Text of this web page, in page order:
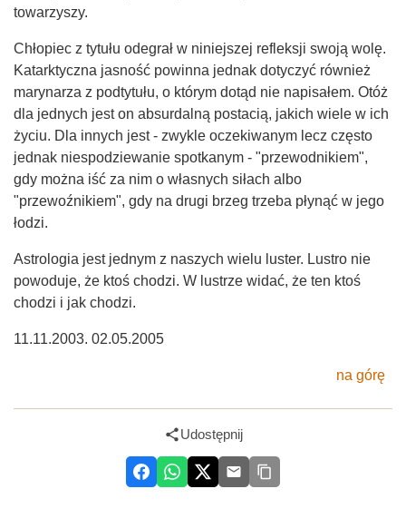
towarzyszy.
Chłopiec z tytułu odegrał w niniejszej refleksji swoją wolę.
Katarktyczna jasność powinna jednak dotyczyć również
marynarza z podtytułu, o którym dotąd nie napisałem. Otóż
dla jednych jest on absurdalną postacią, jakich wiele w ich
życiu. Dla innych jest - zwykle oczekiwanym lecz często
jednak niespodziewanie spotkanym - "przewodnikiem",
gdy można iść za nim o własnych siłach albo
"przewoźnikiem", gdy na drugi brzeg trzeba płynąć w jego
łodzi.
Astrologia jest jednym z naszych wielu luster. Lustro nie
powoduje, że ktoś chodzi. W lustrze widać, że ten ktoś
chodzi i jak chodzi.
11.11.2003. 02.05.2005
na górę
Udostępnij